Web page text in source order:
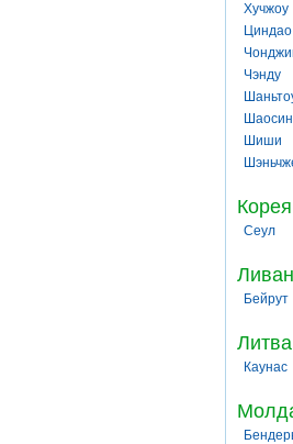
Хучжоу
Циндао
Чэнду
Шаосин
Шиши
Корея
Сеул
Ливан
Бейрут
Литва
Каунас